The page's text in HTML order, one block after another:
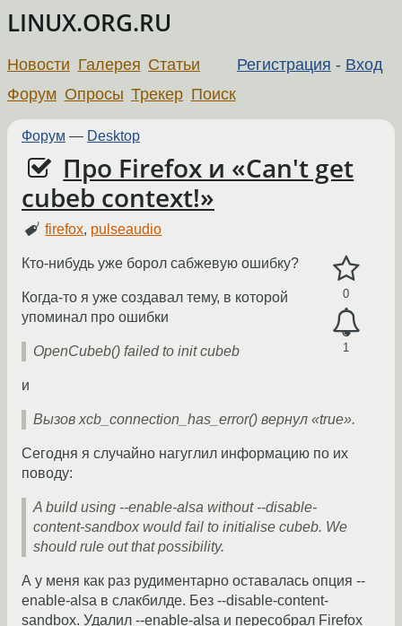
LINUX.ORG.RU
Регистрация - Вход
Новости Галерея Статьи
Форум Опросы Трекер Поиск
Форум — Desktop
Про Firefox и «Can't get
cubeb context!»
firefox, pulseaudio
0
1
Кто-нибудь уже борол сабжевую ошибку?
Когда-то я уже создавал тему, в которой
упоминал про ошибки
OpenCubeb() failed to init cubeb
и
Вызов xcb_connection_has_error() вернул «true».
Сегодня я случайно нагуглил информацию по их
поводу:
A build using --enable-alsa without --disable-
content-sandbox would fail to initialise cubeb. We
should rule out that possibility.
А у меня как раз рудиментарно оставалась опция --
enable-alsa в слакбилде. Без --disable-content-
sandbox. Удалил --enable-alsa и пересобрал Firefox